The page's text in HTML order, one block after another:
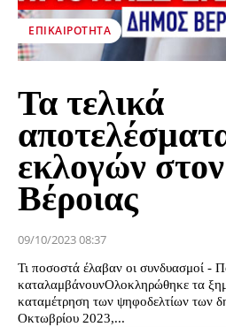
ΕΠΙΚΑΙΡΌΤΗΤΑ
Τα τελικά
εκλογών
Βέροιας
09/10/2023 08:37
Τι ποσοστά έλαβαν οι συνδυασμοί -
καταλαμβάνουνΟλοκληρώθηκε τα
καταμέτρηση των ψηφοδελτίων των
Οκτωβρίου 2023,...